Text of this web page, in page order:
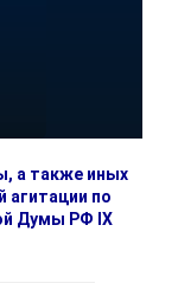
а также иных
агитации по
Думы РФ IX